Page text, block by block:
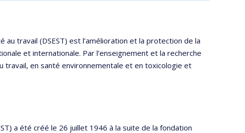
travail (DSEST) est l’amélioration et la protection de la
et internationale. Par l’enseignement et la recherche
travail, en santé environnementale et en toxicologie et
a été créé le 26 juillet 1946 à la suite de la fondation